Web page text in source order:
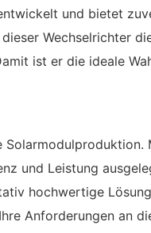
und bietet
Wechselrichter
ist er die ideale
und Leistung
hochwertige
Anforderungen an